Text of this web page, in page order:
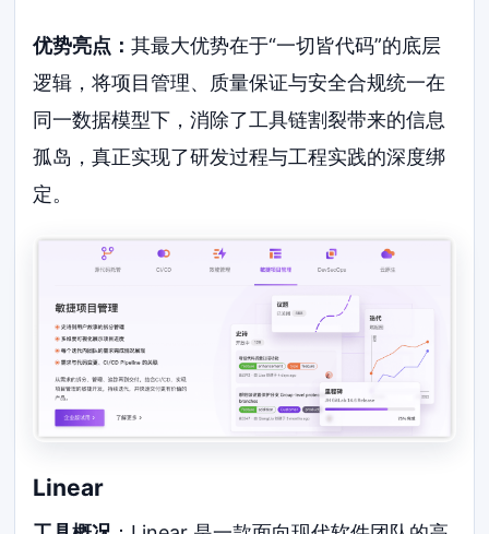
优势亮点：其最大优势在于“一切皆代码”的底层
逻辑，将项目管理、质量保证与安全合规统一在
同一数据模型下，消除了工具链割裂带来的信息
孤岛，真正实现了研发过程与工程实践的深度绑
定。
Linear